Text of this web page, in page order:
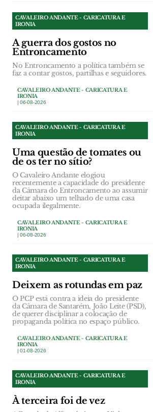
CAVALEIRO ANDANTE - CARICATURA E
IRONIA
A guerra dos gostos no
Entroncamento
No Entroncamento a política também se
faz a contar gostos, partilhas e seguidores.
CAVALEIRO ANDANTE - CARICATURA E
IRONIA
| 06-08-2026
CAVALEIRO ANDANTE - CARICATURA E
IRONIA
Uma questão de tomates ou
de os ter no sítio?
O Cavaleiro Andante elogiou
recentemente a capacidade do presidente
da Câmara do Entroncamento ao assumir
deitar abaixo um telhado de uma casa
ocupada ilegalmente.
CAVALEIRO ANDANTE - CARICATURA E
IRONIA
| 06-08-2026
CAVALEIRO ANDANTE - CARICATURA E
IRONIA
Deixem as rotundas em paz
O PCP está contra a ideia do presidente
da Câmara de Santarém, João Leite (PSD),
de querer disciplinar a colocação de
propaganda política no espaço público.
CAVALEIRO ANDANTE - CARICATURA E
IRONIA
| 01-08-2026
CAVALEIRO ANDANTE - CARICATURA E
IRONIA
À terceira foi de vez